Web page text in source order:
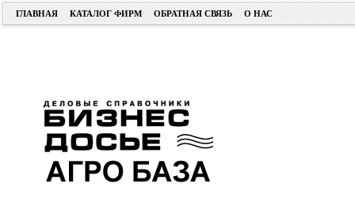
ГЛАВНАЯ КАТАЛОГ ФИРМ ОБРАТНАЯ СВЯЗЬ О НАС